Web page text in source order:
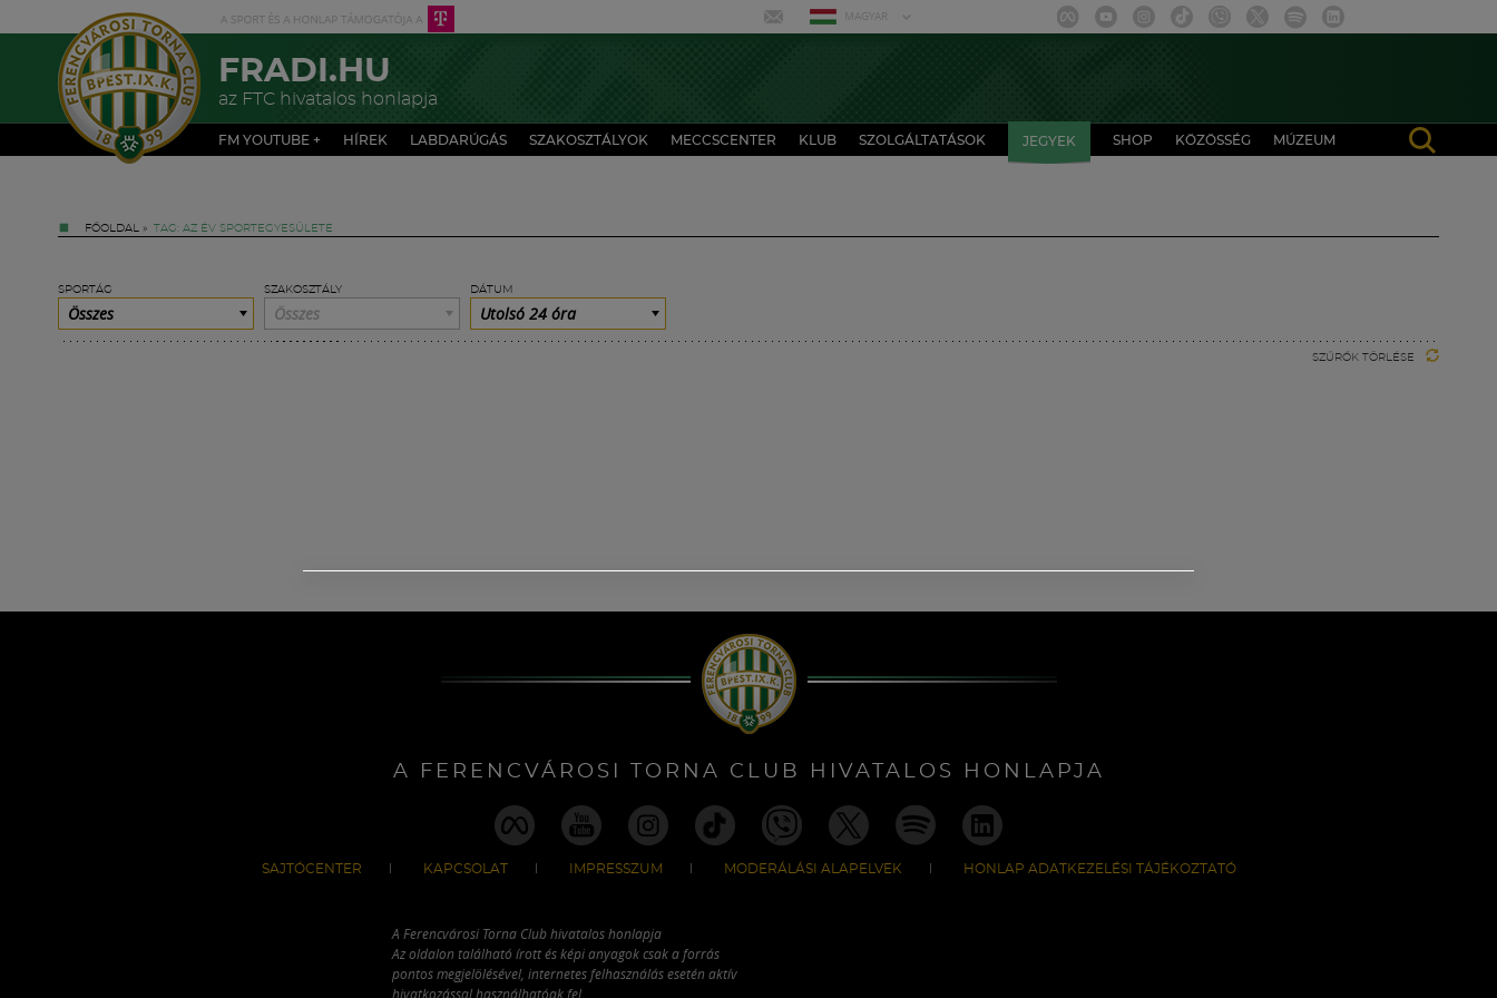
MAGYAR
FRADI.HU
az FTC hivatalos honlapja
FM YOUTUBE + HÍREK LABDARÚGÁS SZAKOSZTÁLYOK MECCSCENTER KLUB SZOLGÁLTATÁSOK JEGYEK SHOP KÖZÖSSÉG MÚZEUM
FŐOLDAL » TAG: AZ ÉV SPORTEGYESÜLETE
SPORTÁG
Összes
SZAKOSZTÁLY
Összes
DÁTUM
Utolsó 24 óra
SZŰRŐK TÖRLÉSE
A FERENCVÁROSI TORNA CLUB HIVATALOS HONLAPJA
SAJTÓCENTER KAPCSOLAT IMPRESSZUM MODERÁLÁSI ALAPELVEK HONLAP ADATKEZELÉSI TÁJÉKOZTATÓ
A Ferencvárosi Torna Club hivatalos honlapja
Az oldalon található írott és képi anyagok csak a forrás
pontos megjelölésével, internetes felhasználás esetén aktív
hivatkozással használhatóak fel.